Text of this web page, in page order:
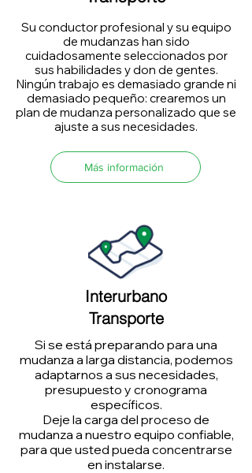
Su conductor profesional y su equipo
de mudanzas han sido
cuidadosamente seleccionados por
sus habilidades y don de gentes.
Ningún trabajo es demasiado grande ni
demasiado pequeño: crearemos un
plan de mudanza personalizado que se
ajuste a sus necesidades.
Más información
Interurbano
Transporte
Si se está preparando para una
mudanza a larga distancia, podemos
adaptarnos a sus necesidades,
presupuesto y cronograma
específicos.
Deje la carga del proceso de
mudanza a nuestro equipo confiable,
para que usted pueda concentrarse
en instalarse.